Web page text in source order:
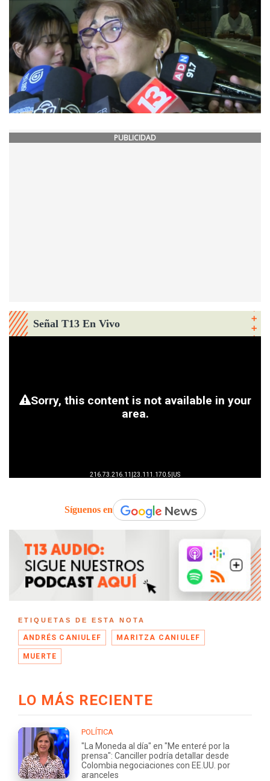
PUBLICIDAD
Señal T13 En Vivo
Síguenos en
ETIQUETAS DE ESTA NOTA
ANDRÉS CANIULEF MARITZA CANIULEF
MUERTE
LO MÁS RECIENTE
POLÍTICA
"La Moneda al día" en "Me enteré por la
prensa": Canciller podría detallar desde
Colombia negociaciones con EE.UU. por
aranceles